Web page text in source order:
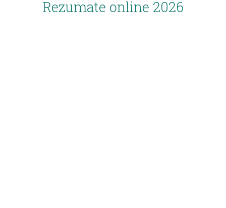
Rezumate online 2026